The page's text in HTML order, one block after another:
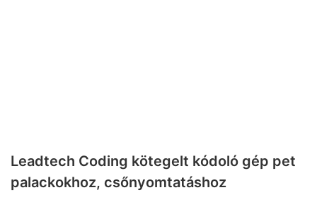
Leadtech Coding kötegelt kódoló gép pet
palackokhoz, csőnyomtatáshoz